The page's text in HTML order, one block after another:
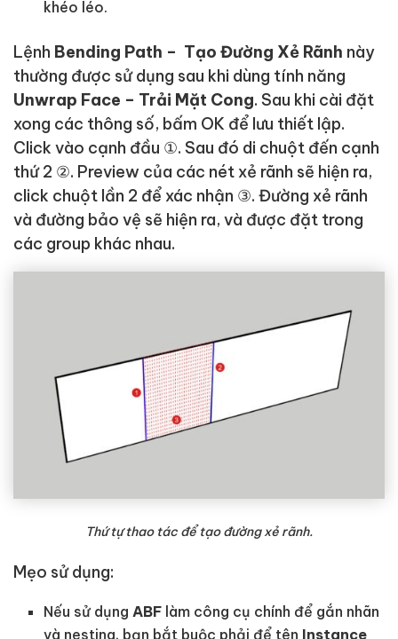
khéo léo.
Lệnh Bending Path – Tạo Đường Xẻ Rãnh này
thường được sử dụng sau khi dùng tính năng
Unwrap Face – Trải Mặt Cong. Sau khi cài đặt
xong các thông số, bấm OK để lưu thiết lập.
Click vào cạnh đầu ①. Sau đó di chuột đến cạnh
thứ 2 ②. Preview của các nét xẻ rãnh sẽ hiện ra,
click chuột lần 2 để xác nhận ③. Đường xẻ rãnh
và đường bảo vệ sẽ hiện ra, và được đặt trong
các group khác nhau.
Thứ tự thao tác để tạo đường xẻ rãnh.
Mẹo sử dụng:
Nếu sử dụngABF làm công cụ chính để gắn nhãn
và nesting, bạn bắt buộc phải để tên Instance